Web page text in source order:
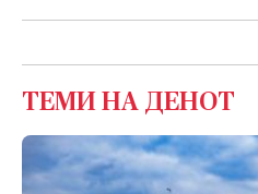
ТЕМИ НА ДЕНОТ